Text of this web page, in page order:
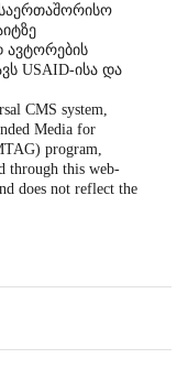
ავტორების
USAID-ისა და
CMS system,
Media for
program,
through this web-
does not reflect the